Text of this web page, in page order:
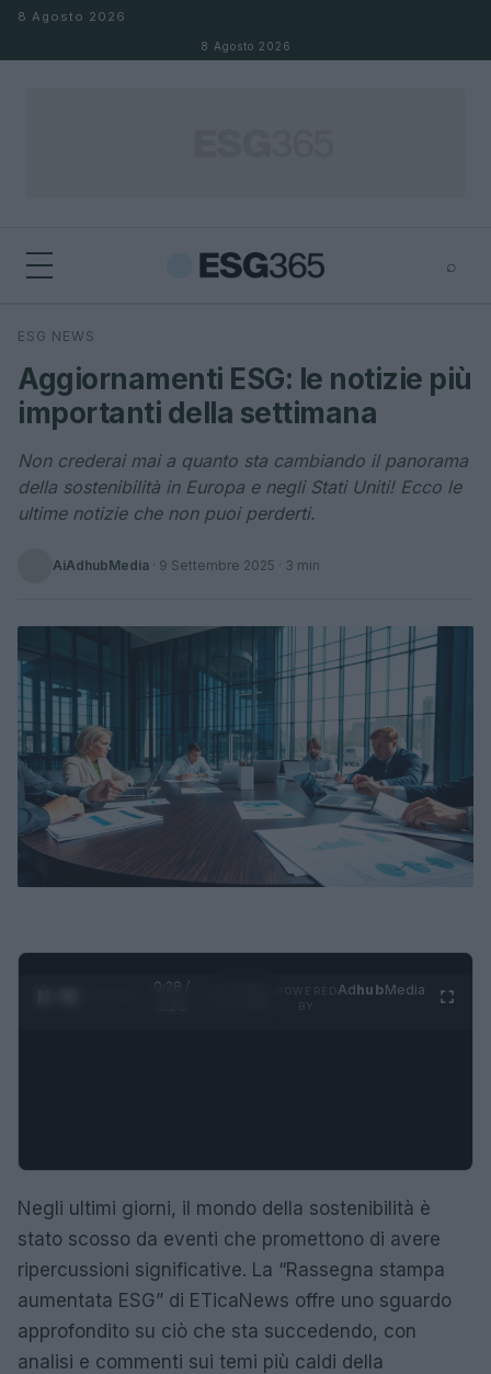
Salta al contenuto
8 Agosto 2026
8 Agosto 2026
⌕
Cerca
ESG NEWS
Aggiornamenti ESG: le notizie più
importanti della settimana
Non crederai mai a quanto sta cambiando il panorama
della sostenibilità in Europa e negli Stati Uniti! Ecco le
ultime notizie che non puoi perderti.
AiAdhubMedia · 9 Settembre 2025 · 3 min
0:29 /
AdhubMedia
Negli ultimi giorni, il mondo della sostenibilità è
stato scosso da eventi che promettono di avere
ripercussioni significative. La “Rassegna stampa
aumentata ESG” di ETicaNews offre uno sguardo
approfondito su ciò che sta succedendo, con
analisi e commenti sui temi più caldi della